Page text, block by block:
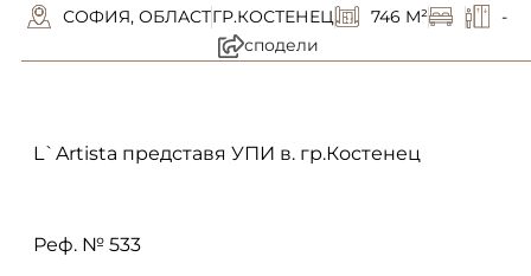
СОФИЯ, ОБЛАСТГР.КОСТЕНЕЦ 746 M²
-
сподели
L`Artista представя УПИ в. гр.Костенец
Реф. № 533